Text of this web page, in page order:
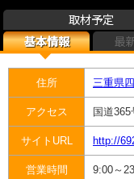
取材予定
基本情報
最
住所 三重県
アクセス 国道365
サイトURL http://
営業時間 9:00～